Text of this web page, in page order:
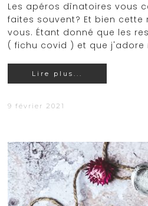
Les apéros dînatoires vous
faites souvent? Et bien
vous. Étant donné que les
( fichu covid ) et que j'adore
Lire plus...
9 février 2021